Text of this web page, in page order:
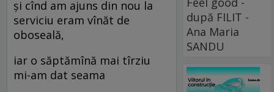
și cînd am ajuns din nou la
serviciu eram vînăt de
oboseală,
iar o săptămînă mai tîrziu
mi-am dat seama
după FILIT -
Ana Maria
SANDU